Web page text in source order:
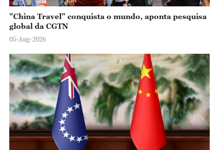
"China Travel" conquista o mundo, aponta pesquisa
global da CGTN
05-Aug-2026